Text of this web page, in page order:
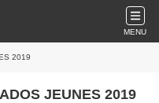
MENU
2019
JEUNES 2019